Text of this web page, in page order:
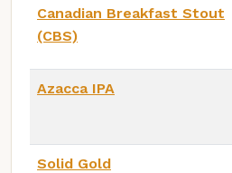
Canadian Breakfast Stout
(CBS)
Azacca IPA
Solid Gold